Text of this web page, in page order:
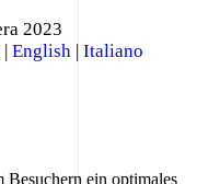
2023
| English | Italiano
Besuchern ein optimales